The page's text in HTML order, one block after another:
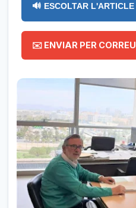
🔊 ESCOLTAR L'ARTICLE
✉️ ENVIAR PER CORREU